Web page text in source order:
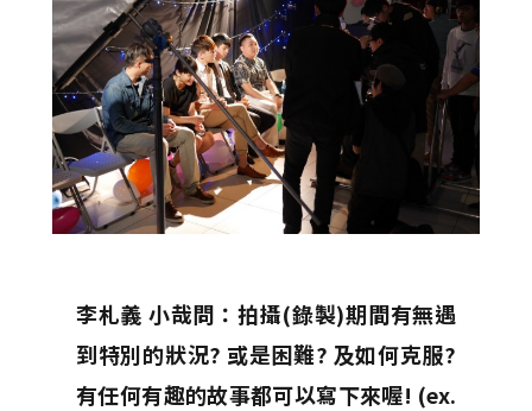
李札義 小哉問： 拍攝(錄製)期間有無遇
到特別的狀況? 或是困難? 及如何克服?
有任何有趣的故事都可以寫下來喔! (ex.